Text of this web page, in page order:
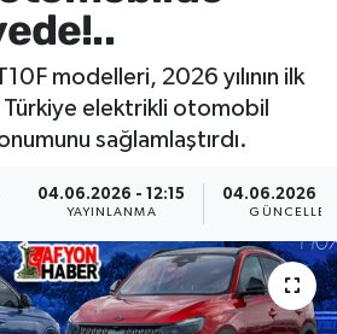
modelleri, 2026 yılının ilk
Türkiye elektrikli otomobil
sağlamlaştırdı.
04.06.2026 - 12:15
YAYINLANMA
04.06.2026 -